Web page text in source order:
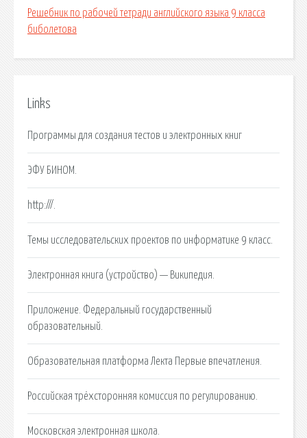
Решебник по рабочей тетради английского языка 9 класса
биболетова
Links
Программы для создания тестов и электронных книг
ЭФУ БИНОМ.
http:///.
Темы исследовательских проектов по информатике 9 класс.
Электронная книга (устройство) — Википедия.
Приложение. Федеральный государственный
образовательный.
Образовательная платформа Лекта Первые впечатления.
Российская трёхсторонняя комиссия по регулированию.
Московская электронная школа.